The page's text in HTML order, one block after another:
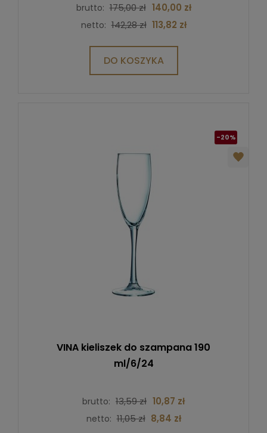
brutto: 175,00 zł 140,00 zł
netto: 142,28 zł 113,82 zł
DO KOSZYKA
-20%
VINA kieliszek do szampana 190
ml/6/24
brutto: 13,59 zł 10,87 zł
netto: 11,05 zł 8,84 zł